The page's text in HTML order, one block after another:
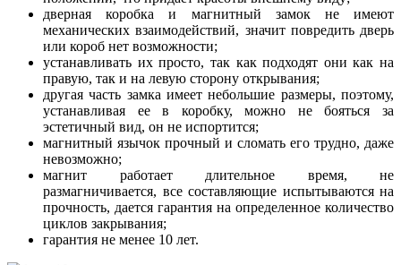
дверная коробка и магнитный замок не имеют
механических взаимодействий, значит повредить дверь
или короб нет возможности;
устанавливать их просто, так как подходят они как на
правую, так и на левую сторону открывания;
другая часть замка имеет небольшие размеры, поэтому,
устанавливая ее в коробку, можно не бояться за
эстетичный вид, он не испортится;
магнитный язычок прочный и сломать его трудно, даже
невозможно;
магнит работает длительное время, не
размагничивается, все составляющие испытываются на
прочность, дается гарантия на определенное количество
циклов закрывания;
гарантия не менее 10 лет.